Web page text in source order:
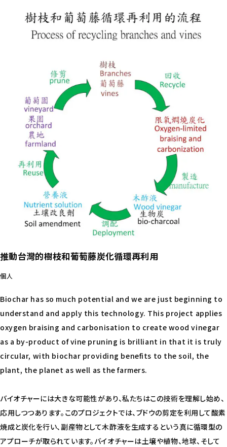
推動台灣的樹枝和葡萄藤炭化循環再利用
個人
Biochar has so much potential and we are just beginning to
understand and apply this technology. This project applies
oxygen braising and carbonisation to create wood vinegar
as a by-product of vine pruning is brilliant in that it is truly
circular, with biochar providing benefits to the soil, the
plant, the planet as well as the farmers.
バイオチャーには大きな可能性があり、私たちはこの技術を理解し始め、
応用しつつあります。このプロジェクトでは、ブドウの剪定を利用して酸素
焼成と炭化を行い、副産物として木酢液を生成するという真に循環型の
アプローチが取られています。バイオチャーは土壌や植物、地球、そして